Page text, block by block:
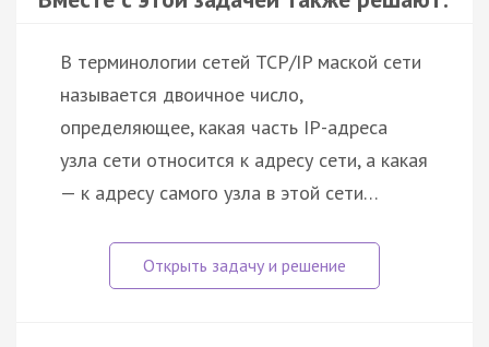
В терминологии сетей TCP/IP маской сети
называется двоичное число,
определяющее, какая часть IP-адреса
узла сети относится к адресу сети, а какая
— к адресу самого узла в этой сети…